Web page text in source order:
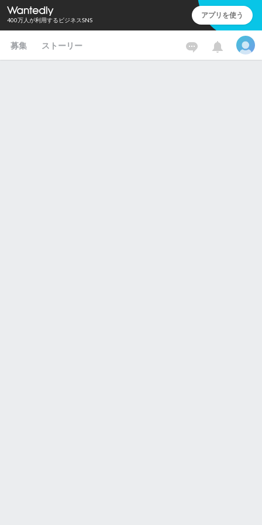
400万人が利用するビジネスSNS アプリを使う
募集 ストーリー